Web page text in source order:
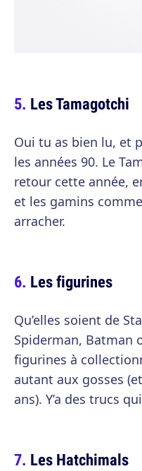
Les Tamagotchi
Oui tu as bien lu, et
les années 90. Le
retour cette année,
et les gamins
arracher.
Les figurines
Qu’elles soient de
Spiderman, Batman
figurines à
autant aux gosses
ans). Y’a des trucs
Les Hatchimals